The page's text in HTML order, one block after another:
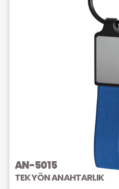
AN-5015
TEK YÖN ANAHTARLIK